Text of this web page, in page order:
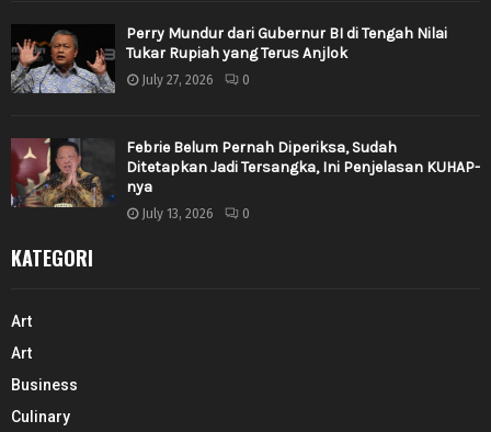
Perry Mundur dari Gubernur BI di Tengah Nilai
Tukar Rupiah yang Terus Anjlok
July 27, 2026 0
Febrie Belum Pernah Diperiksa, Sudah
Ditetapkan Jadi Tersangka, Ini Penjelasan KUHAP-
nya
July 13, 2026 0
KATEGORI
Art
Art
Business
Culinary